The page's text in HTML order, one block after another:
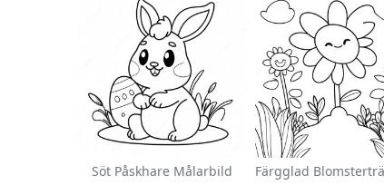
Söt Påskhare Målarbild